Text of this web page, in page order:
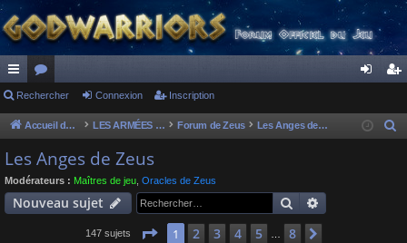
ac
co
ur
ci
or
u
m
s
ne cri
Rechercher Connexion Inscription
Accueil du forum LES ARMÉES DIVINES - FORUMS DE CLAN Forum de Zeus Les Anges de Zeus
Les Anges de Zeus
Modérateurs : Maîtres de jeu Oracles de Zeus
Nouveau sujet Rechercher
147 sujets Page 1sur
1 2 3 4 5 8